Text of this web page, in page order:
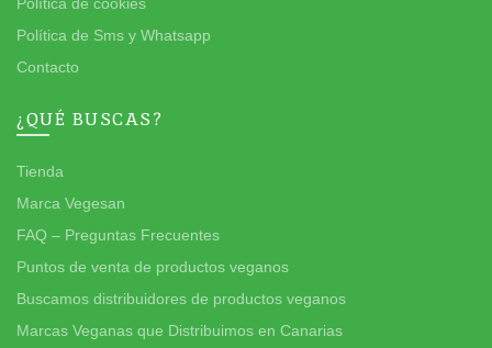
Política de Sms y Whatsapp
Contacto
¿QUÉ BUSCAS?
Tienda
Marca Vegesan
FAQ – Preguntas Frecuentes
Puntos de venta de productos veganos
Buscamos distribuidores de productos veganos
Marcas Veganas que Distribuimos en Canarias